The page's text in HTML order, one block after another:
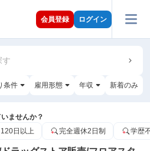
会員登録 ログイン
す
条件 雇用形態 年収 新着のみ
ませんか？
日以上 完全週休2日制 学歴